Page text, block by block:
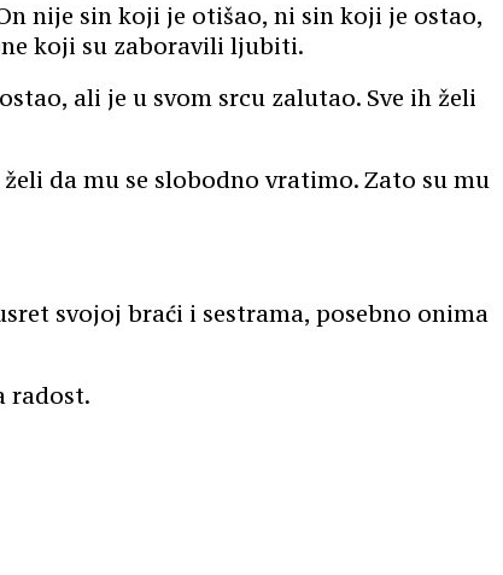
nije sin koji je otišao, ni sin koji je ostao,
koji su zaboravili ljubiti.
ali je u svom srcu zalutao. Sve ih želi
da mu se slobodno vratimo. Zato su mu
svojoj braći i sestrama, posebno onima
radost.